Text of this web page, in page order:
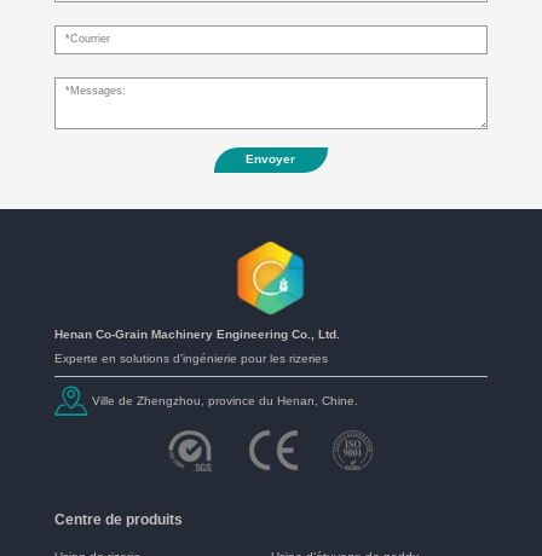
Envoyer
Henan Co-Grain Machinery Engineering Co., Ltd.
Experte en solutions d’ingénierie pour les rizeries
Ville de Zhengzhou, province du Henan, Chine.
Centre de produits